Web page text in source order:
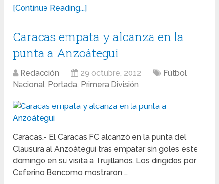
[Continue Reading...]
Caracas empata y alcanza en la
punta a Anzoátegui
Redacción 29 octubre, 2012
Fútbol
Nacional, Portada, Primera División
Caracas.- El Caracas FC alcanzó en la punta del
Clausura al Anzoátegui tras empatar sin goles este
domingo en su visita a Trujillanos. Los dirigidos por
Ceferino Bencomo mostraron …